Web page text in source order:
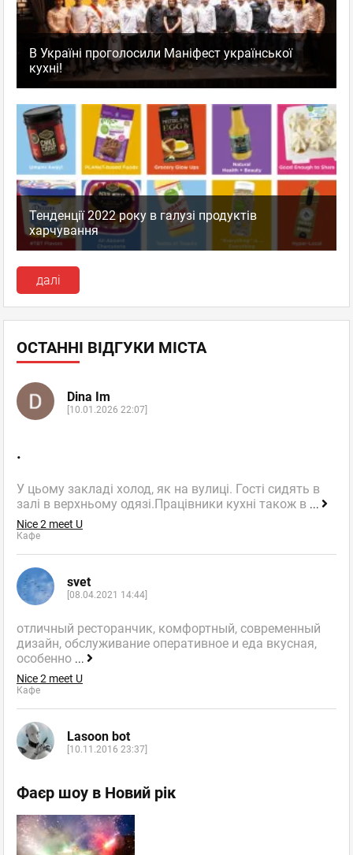
В Україні проголосили Маніфест української
кухні!
Тенденції 2022 року в галузі продуктів
харчування
далі
ОСТАННІ ВІДГУКИ МІСТА
Dina Im
[10.01.2026 22:07]
.
У цьому закладі холод, як на вулиці. Гості сидять в
залі в верхньому одязі.Працівники кухні також в ...
Nice 2 meet U
Кафе
svet
[08.04.2021 14:44]
отличный ресторанчик, комфортный, современный
дизайн, обслуживание оперативное и еда вкусная,
особенно ...
Nice 2 meet U
Кафе
Lasoon bot
[10.11.2016 23:37]
Фаєр шоу в Новий рік